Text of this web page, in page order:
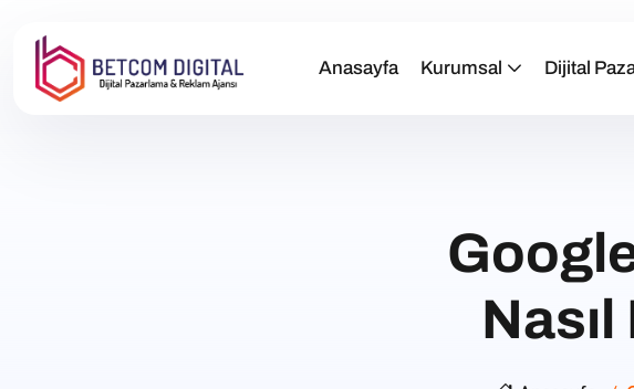
Anasayfa Kurumsal Dijital